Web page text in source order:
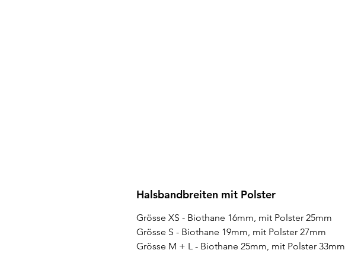
Halsbandbreiten mit Polster
Grösse XS - Biothane 16mm, mit Polster 25mm
Grösse S - Biothane 19mm, mit Polster 27mm
Grösse M + L - Biothane 25mm, mit Polster 33mm